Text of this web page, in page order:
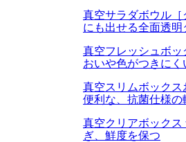
真空サラダボウル［
にも出せる全面透明
真空フレッシュボッ
おいや色がつきに
真空スリムボックス
便利な、抗菌仕様
真空クリアボックス
ぎ、鮮度を保つ